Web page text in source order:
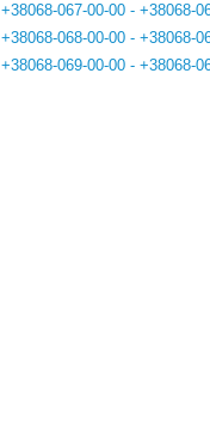
+38068-067-00-00 - +38068-
+38068-068-00-00 - +38068-
+38068-069-00-00 - +38068-